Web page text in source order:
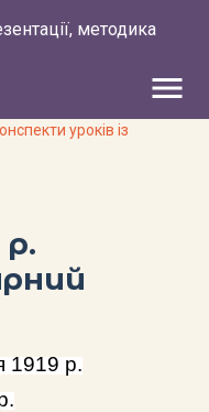
методика
menu
уроків із
р.
1919 р.
.